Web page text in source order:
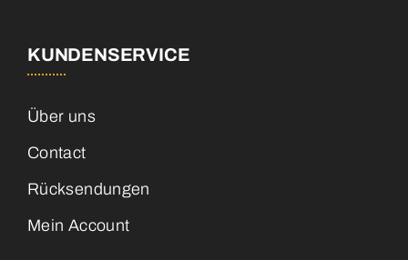
KUNDENSERVICE
Über uns
Contact
Rücksendungen
Mein Account